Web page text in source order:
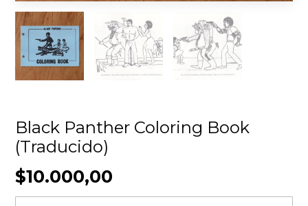
Black Panther Coloring Book
(Traducido)
$10.000,00